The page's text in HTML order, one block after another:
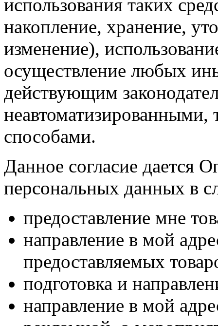
использования таких
накопление, хранение,
изменение),
осуществление любых
действующим
неавтоматизированными,
способами.
Данное согласие дается
персональных данных в
предоставление мне
направление в мой
предоставляемых
подготовка и
направление в мой